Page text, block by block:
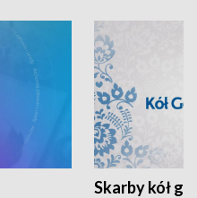
Skarby kół